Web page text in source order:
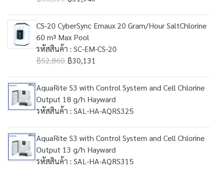
CS-20 CyberSync Emaux 20 Gram/Hour SaltChlorine
60 m³ Max Pool
รหัสสินค้า : SC-EM-CS-20
฿52,860 ฿30,131
AquaRite S3 with Control System and Cell Chlorine
Output 18 g/h Hayward
รหัสสินค้า : SAL-HA-AQRS325
AquaRite S3 with Control System and Cell Chlorine
Output 13 g/h Hayward
รหัสสินค้า : SAL-HA-AQRS315